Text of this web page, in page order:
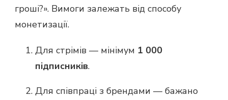
гроші?». Вимоги залежать від способу
монетизації.
Для стрімів — мінімум 1 000
підписників.
Для співпраці з брендами — бажано